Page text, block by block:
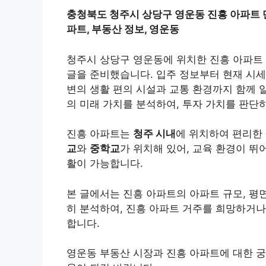
충청북도 청주시 상당구 영운동 진흥 아파
파트, 부동산 정보, 영운동
청주시 상당구 영운동에 위치한 진흥 아파
글을 준비했습니다. 입주 정보부터 현재 시
변의 생활 편의 시설과 교통 환경까지 함께
의 미래 가치를 분석하여, 투자 가치를 판단
진흥 아파트는 청주 시내 에 위치하여 편리
교와 중학교가 위치해 있어, 교육 환경이 뛰
활이 가능합니다.
본 글에서는 진흥 아파트의 아파트 규모,
히 분석하여, 진흥 아파트 거주를 희망하거
합니다.
영운동 부동산 시장과 진흥 아파트에 대한